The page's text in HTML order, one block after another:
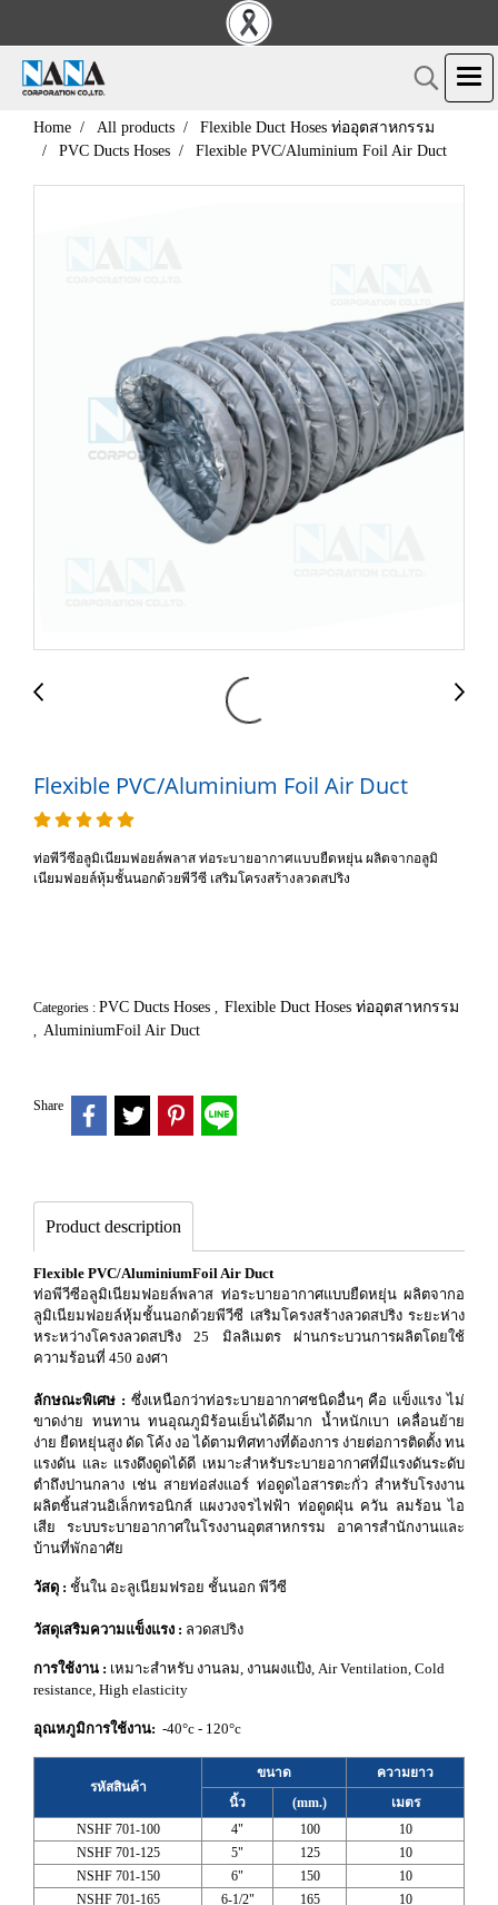
Home All products
Flexible Duct Hoses ท่ออุตสาหกรรม
PVC Ducts Hoses
Flexible PVC/Aluminium Foil Air Duct
Flexible PVC/Aluminium Foil Air Duct
ท่อพีวีซีอลูมิเนียมฟอยล์พลาส ท่อระบายอากาศแบบยืดหยุ่น ผลิตจากอลูมิ
เนียมฟอยล์หุ้มชั้นนอกด้วยพีวีซี เสริมโครงสร้างลวดสปริง
Categories : PVC Ducts Hoses , Flexible Duct Hoses ท่ออุตสาหกรรม
, AluminiumFoil Air Duct
Share
Product description
Flexible PVC/AluminiumFoil Air Duct
ท่อพีวีซีอลูมิเนียมฟอยล์พลาส ท่อระบายอากาศแบบยืดหยุ่น ผลิตจากอ
ลูมิเนียมฟอยล์หุ้มชั้นนอกด้วยพีวีซี เสริมโครงสร้างลวดสปริง ระยะห่าง
หระหว่างโครงลวดสปริง 25 มิลลิเมตร ผ่านกระบวนการผลิตโดยใช้
ความร้อนที่ 450 องศา
ลักษณะพิเศษ : ซึ่งเหนือกว่าท่อระบายอากาศชนิดอื่นๆ คือ แข็งแรง ไม่
ขาดง่าย ทนทาน ทนอุณภูมิร้อนเย็นได้ดีมาก น้ำหนักเบา เคลื่อนย้าย
ง่าย ยืดหยุ่นสูง ดัด โค้ง งอ ได้ตามทิศทางที่ต้องการ ง่ายต่อการติดตั้ง ทน
แรงดัน และ แรงดึงดูดได้ดี เหมาะสำหรับระบายอากาศที่มีแรงดันระดับ
ตำถึงปานกลาง เช่น สายท่อส่งแอร์ ท่อดูดไอสารตะกั่ว สำหรับโรงงาน
ผลิตชิ้นส่วนอิเล็กทรอนิกส์ แผงวงจรไฟฟ้า ท่อดูดฝุ่น ควัน ลมร้อน ไอ
เสีย ระบบระบายอากาศในโรงงานอุตสาหกรรม อาคารสำนักงานและ
บ้านที่พักอาศัย
วัสดุ : ชั้นใน อะลูเนียมฟรอย ชั้นนอก พีวีซี
วัสดุเสริมความแข็งแรง : ลวดสปริง
การใช้งาน : เหมาะสำหรับ งานลม, งานผงแป้ง, Air Ventilation, Cold
resistance, High elasticity
อุณหภูมิการใช้งาน: -40°c - 120°c
รหัสสินค้า
ขนาด
ความยาว
นิ้ว
(mm.)
เมตร
NSHF 701-100
4" 100
10
NSHF 701-125
5" 125
10
NSHF 701-150
6" 150
10
NSHF 701-165
6-1/2" 165
10